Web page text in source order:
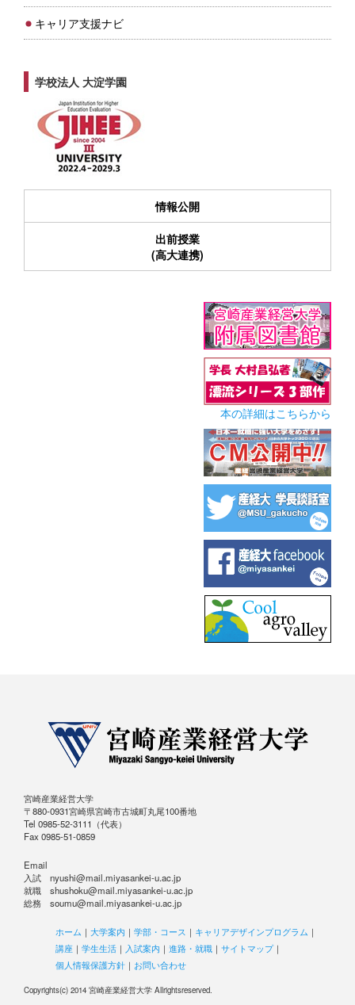
キャリア支援ナビ
学校法人 大淀学園
情報公開
出前授業
(高大連携)
本の詳細はこちらから
宮崎産業経営大学
〒880-0931宮崎県宮崎市古城町丸尾100番地
Tel 0985-52-3111（代表）
Fax 0985-51-0859
Email
入試 nyushi@mail.miyasankei-u.ac.jp
就職 shushoku@mail.miyasankei-u.ac.jp
総務 soumu@mail.miyasankei-u.ac.jp
ホーム ｜ 大学案内 ｜ 学部・コース ｜ キャリアデザインプログラム ｜
講座 ｜ 学生生活 ｜ 入試案内 ｜ 進路・就職 ｜ サイトマップ｜
個人情報保護方針 ｜ お問い合わせ
Copyrights(c) 2014 宮崎産業経営大学 Allrightsreserved.